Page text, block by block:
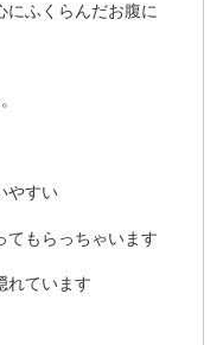
ふくらんだお腹に
やすい
てもらっちゃいます
れています